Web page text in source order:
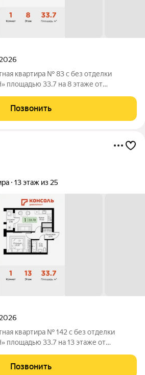
квартира № 83 с без отделки
площадью 33.7 на 8 этаже от
Позвонить
13 этаж из 25
квартира № 142 с без отделки
33.7 на 13 этаже от
Позвонить